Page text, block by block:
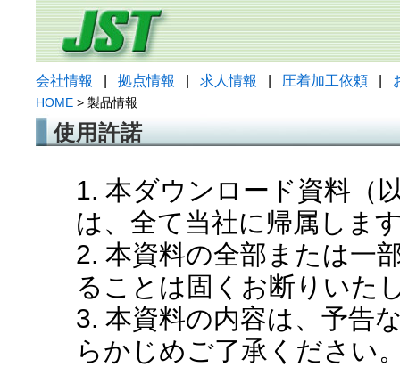
会社情報 拠点情報 求人情報 圧着加工依頼
HOME > 製品情報
使用許諾
1. 本ダウンロード資料（
は、全て当社に帰属しま
2. 本資料の全部または一
ることは固くお断りいた
3. 本資料の内容は、予告
らかじめご了承ください